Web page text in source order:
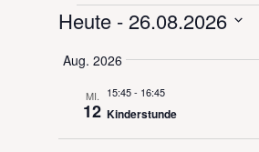
Veranstaltungen
Heute - 26.08.2026
auswählen.
Aug. 2026
MI.
12
15:45- 16:45
Kinderstunde